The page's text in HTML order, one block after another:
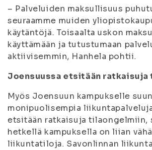
– Palveluiden maksullisuus
seuraamme muiden
käytäntöjä. Toisaalta uskon
käyttämään ja tutustumaan
aktiivisemmin, Hanhela pohtii.
Joensuussa etsitään
Myös Joensuun kampukselle
monipuolisempia
etsitään ratkaisuja tilaongelmiin,
hetkellä kampuksella on liian
liikuntatiloja. Savonlinnan